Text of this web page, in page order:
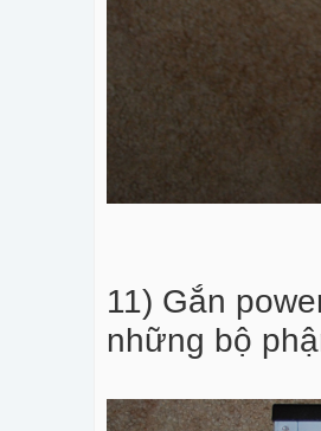
11) Gắn
những bộ